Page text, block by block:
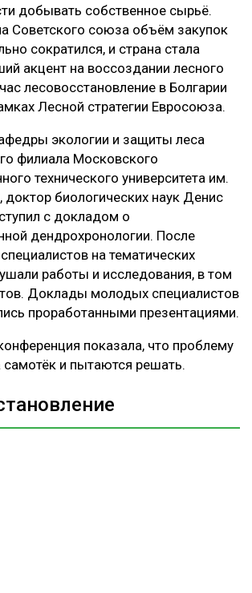
добывать собственное сырьё.
Советского союза объём закупок
сократился, и страна стала
акцент на воссоздании лесного
лесовосстановление в Болгарии
Лесной стратегии Евросоюза.
экологии и защиты леса
филиала Московского
технического университета им.
доктор биологических наук Денис
с докладом о
дендрохронологии. После
на тематических
работы и исследования, в том
Доклады молодых специалистов
проработанными презентациями.
показала, что проблему
самотёк и пытаются решать.